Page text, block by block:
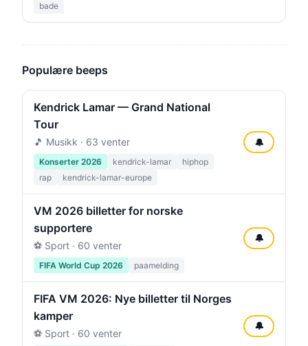
bade
Populære beeps
Kendrick Lamar — Grand National
Tour
🎵 Musikk · 63 venter
Konserter 2026 kendrick-lamar
hiphop
rap
kendrick-lamar-europe
🔔
VM 2026 billetter for norske
supportere
⚽ Sport · 60 venter
FIFA World Cup 2026 paamelding
🔔
FIFA VM 2026: Nye billetter til Norges
kamper
⚽ Sport · 60 venter
🔔